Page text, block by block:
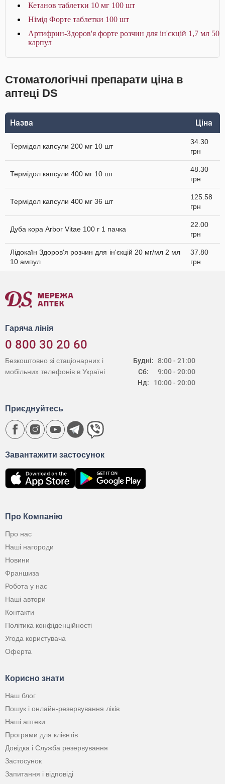
Кетанов таблетки 10 мг 100 шт
Німід Форте таблетки 100 шт
Артифрин-Здоров'я форте розчин для ін'єкцій 1,7 мл 50
карпул
Стоматологічні препарати ціна в
аптеці DS
Назва Ціна
Термідол капсули 200 мг 10 шт
34.30
грн
Термідол капсули 400 мг 10 шт
48.30
грн
Термідол капсули 400 мг 36 шт
125.58
грн
Дуба кора Arbor Vitae 100 г 1 пачка
22.00
грн
Лідокаїн Здоров'я розчин для ін'єкцій 20 мг/мл 2 мл
10 ампул
37.80
грн
Гаряча лінія
0 800 30 20 60
Будні:
Сб:
Нд:
8:00 - 21:00
9:00 - 20:00
10:00 - 20:00
Безкоштовно зі стаціонарних і
мобільних телефонів в Україні
Про Компанію
Про нас
Наші нагороди
Новини
Франшиза
Робота у нас
Наші автори
Контакти
Політика конфіденційності
Угода користувача
Оферта
Корисно знати
Наш блог
Пошук і онлайн-резервування ліків
Наші аптеки
Програми для клієнтів
Довідка і Служба резервування
Застосунок
Запитання і відповіді
Завантажити застосунок
Приєднуйтесь